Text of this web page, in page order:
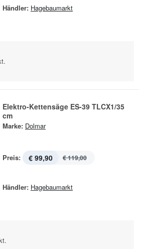
Händler: Hagebaumarkt
Elektro-Kettensäge ES-39 TLCX1/35
cm
Marke: Dolmar
Preis: € 99,90 € 119,00
Händler: Hagebaumarkt